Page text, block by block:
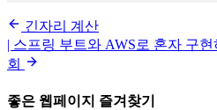
긴자리 계산
| 스프링 부트와 AWS로 혼자 구
회
좋은 웹페이지 즐겨찾기